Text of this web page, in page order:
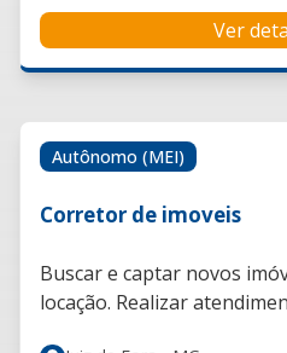
facilitem o processo de
com professores e equipe
promover um ambiente
Ver
Autônomo (MEI)
Corretor de imoveis
Buscar e captar novos
locação. Realizar